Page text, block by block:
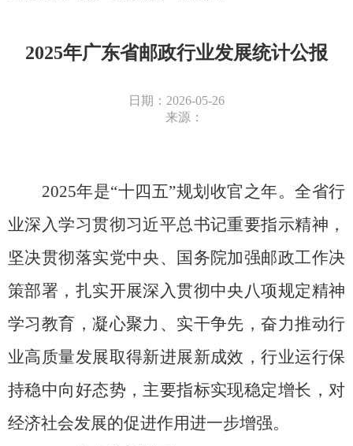
2025年广东省邮政行业发展统计公报
日期：2026-05-26
来源：
2025年是“十四五”规划收官之年。全省行
业深入学习贯彻习近平总书记重要指示精神，
坚决贯彻落实党中央、国务院加强邮政工作决
策部署，扎实开展深入贯彻中央八项规定精神
学习教育，凝心聚力、实干争先，奋力推动行
业高质量发展取得新进展新成效，行业运行保
持稳中向好态势，主要指标实现稳定增长，对
经济社会发展的促进作用进一步增强。